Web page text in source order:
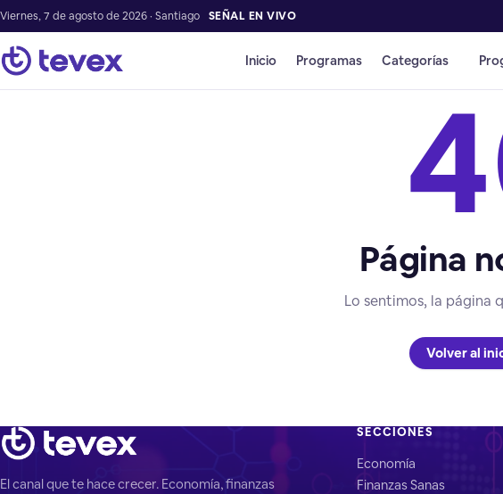
Viernes, 7 de agosto de 2026 · Santiago SEÑAL EN VIVO
Inicio Programas Categorías
Página
Lo sentimos, la página
Volver al
El canal que te hace crecer. Economía, finanzas
SECCIONES
Economía
Finanzas Sanas